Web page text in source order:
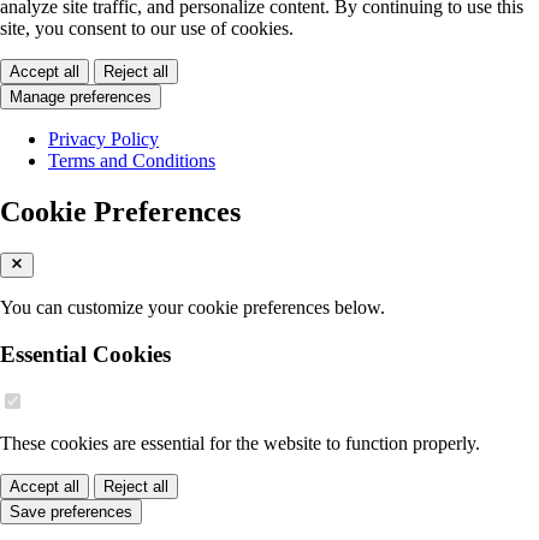
analyze site traffic, and personalize content. By continuing to use this
site, you consent to our use of cookies.
Accept all
Reject all
Manage preferences
Privacy Policy
Terms and Conditions
Cookie Preferences
You can customize your cookie preferences below.
Essential Cookies
These cookies are essential for the website to function properly.
Accept all
Reject all
Save preferences